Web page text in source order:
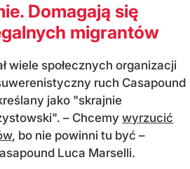
Domagają się
migrantów
wiele społecznych organizacji
ruch Casapound
jako "skrajnie
– Chcemy wyrzucić
, bo nie powinni tu być –
Luca Marselli.